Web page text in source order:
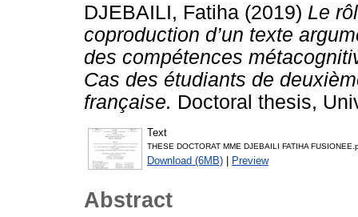
DJEBAILI, Fatiha (2019) Le
coproduction d’un texte
des compétences
Cas des étudiants de
française. Doctoral thesis,
Text
THESE DOCTORAT MME DJEBAILI FATIHA
Download (6MB) | Preview
Abstract